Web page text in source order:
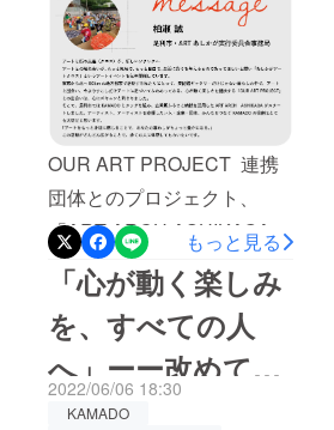
menu
ーーーーーーーーーーーー
ーーーーーーーーーーーー
ーー これから事業を拡大す
る為にシステム開発やサイ
ト制作、動画制作などの補
助金を申請してるのです
が、補助金なので採択され
ても全て終わってからでな
いと受け取れないものに
なっており入金は1年半以降
先です。なので銀行や公庫
から融資を受ける事が前提
知った時、 とてもワクワク
したとともに、 こんなこと
できるんだ！と、 衝撃を受
けたことを覚えていま
す。 アートの可能性は無限
です。 その可能性を信
じ、 パワフルに突き進む柿
内さんは、 次々とその可能
性を社会と紐付けて、 拡張
させていきます。 私たち企
業側もそのパワーに共鳴
し、 新しい未来のために動
く。 その共鳴の連続
務局】
OUR ART PROJECT 連携
団体とのプロジェクト、
「ART ARCH ASHIKAGA」
でお世話になっている足利
市 柏瀬さんから応援メッ
セージをいただきました。
アートと街の交差（クロ
ス）が、新しいワクワク
もっと見る
「心が動く楽しみ
を、すべての人
へ」ーー改めて、
KAMADOの想い
2022/06/06 18:30
KAMADO